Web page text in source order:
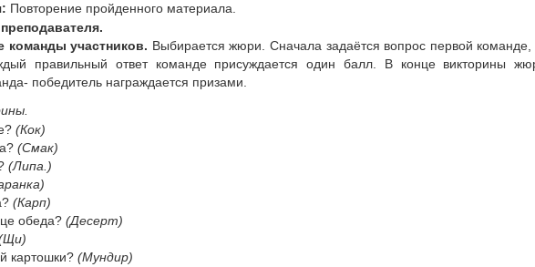
Повторение пройденного материала.
команды участников. Выбирается жюри. Сначала задаётся вопрос первой
правильный ответ команде присуждается один балл. В конце викторины
победитель награждается призами.
(Кок)
(Смак)
(Липа.)
(Карп)
обеда? (Десерт)
картошки? (Мундир)